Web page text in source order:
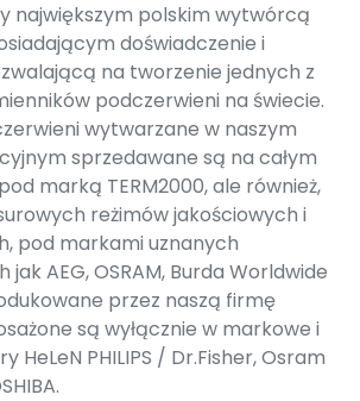
największym polskim wytwórcą
doświadczenie i
na tworzenie jednych z
podczerwieni na świecie.
wytwarzane w naszym
sprzedawane są na całym
marką TERM2000, ale również,
reżimów jakościowych i
pod markami uznanych
AEG, OSRAM, Burda Worldwide
przez naszą firmę
są wyłącznie w markowe i
HeLeN PHILIPS / Dr.Fisher, Osram